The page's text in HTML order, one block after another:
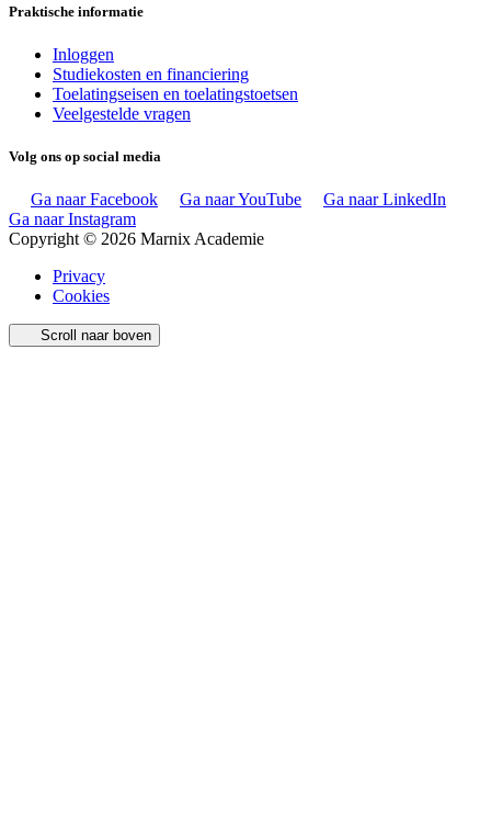
Praktische informatie
Inloggen
Studiekosten en financiering
Toelatingseisen en toelatingstoetsen
Veelgestelde vragen
Volg ons op social media
Ga naar Facebook Ga naar YouTube
Ga naar LinkedIn
Ga naar Instagram
Copyright © 2026 Marnix Academie
Privacy
Cookies
Scroll naar boven